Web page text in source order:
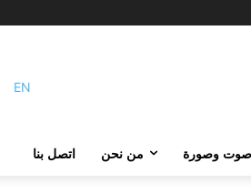
EN
صوت وصورة من نحن اتصل بنا